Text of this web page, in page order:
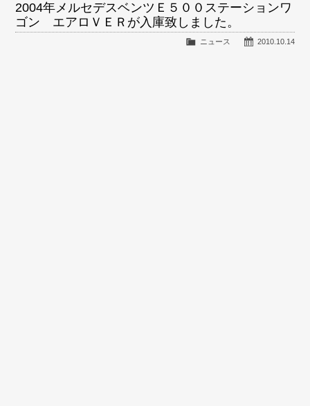
2004年メルセデスベンツＥ５００ステーションワ
ゴン エアロＶＥＲが入庫致しました。
2010.10.14
ニュース